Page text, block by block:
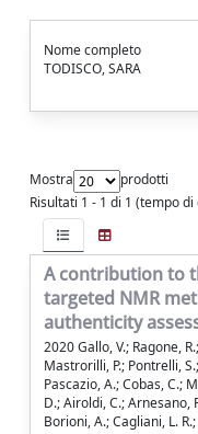
Nome completo
TODISCO, SARA
Mostra
prodotti
Risultati 1 - 1 di 1 (tempo
A contribution to
targeted NMR
authenticity
2020 Gallo, V.; Ragone,
Mastrorilli, P.; Pontrelli,
Pascazio, A.; Cobas, C.;
D.; Airoldi, C.; Arnesano,
Borioni, A.; Cagliani, L.